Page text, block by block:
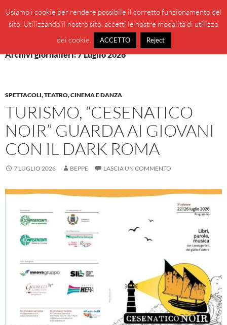
contenuto
BeppeBlog
MENU
Archivi giornalieri: 7 Luglio 2026
SPETTACOLI, TEATRO, CINEMA E DANZA
TURISMO, “CESENATICO
NOIR” GUARDA AI GIOVANI
CON IL DARK ROMA
7 LUGLIO 2026 BEPPE LASCIA UN COMMENTO
Usiamo i cookie per rendere possibile il corretto funzionamento del
sito. Utilizzando il nostro sito, accetti le nostre modalità di utilizzo
dei cookie.
ACCETTO Reject